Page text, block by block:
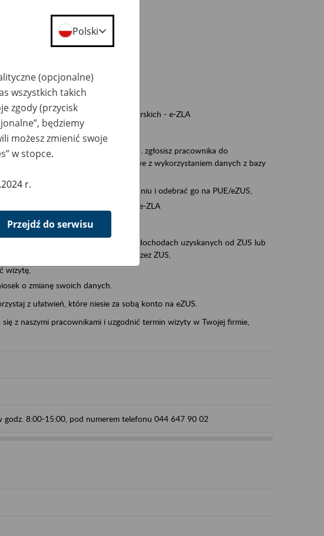
otrzymywanie na nie odpowiedzi,
odpowiedzi z ZUS,
w jednostce ZUS.
dane zapisane na koncie w ZUS,
o stanie konta ubezpieczonego,
o wystawionych zwolnieniach lekarskich - e-ZLA
(np. przedsiębiorcą)
ePłatnik, za pomocą której m.in. zgłosisz pracownika do
i przekażesz dokumenty rozliczeniowe z wykorzystaniem danych z bazy
o wydanie zaświadczenia o niezaleganiu i odebrać go na PUE/eZUS,
lekarskich swoich pracowników - e-ZLA
formularza PIT 11A, czyli informacji o dochodach uzyskanych od ZUS lub
czyli rocznego obliczenia podatku przez ZUS,
wizytę,
o zmianę swoich danych.
z ułatwień, które niesie za sobą konto na eZUS.
z naszymi pracownikami i uzgodnić termin wizyty w Twojej firmie,
godz. 8:00-15:00, pod numerem telefonu 044 647 90 02
Polski
(opcjonalne)
wszystkich takich
zgody (przycisk
będziemy
możesz zmienić swoje
w stopce.
r.
Przejdź do serwisu